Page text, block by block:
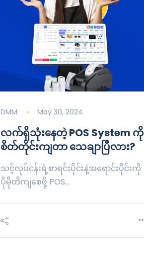
DMM May 30, 2024
လက်ရှိသုံးနေတဲ့ POS System ကို
စိတ်တိုင်းကျတာ သေချာပြီလား?
သင့်လုပ်ငန်းရဲ့စာရင်းပိုင်းနဲ့အရောင်းပိုင်းကို
ပိုမိုတိကျစေဖို့ POS…